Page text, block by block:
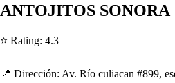
ANTOJITOS SONORA
⭐ Rating: 4.3
📍 Dirección: Av. Río culiacan #899, es